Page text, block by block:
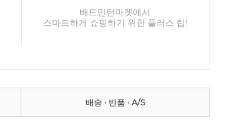
배드민턴마켓에서
스마트하게 쇼핑하기 위한 플러스 팁!
배송 · 반품 · A/S